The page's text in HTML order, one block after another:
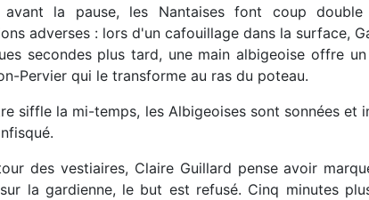
avant la pause, les Nantaises font coup
adverses : lors d'un cafouillage dans la surface,
secondes plus tard, une main albigeoise offre
Pervier qui le transforme au ras du poteau.
siffle la mi-temps, les Albigeoises sont sonnées et
des vestiaires, Claire Guillard pense avoir
la gardienne, le but est refusé. Cinq minutes